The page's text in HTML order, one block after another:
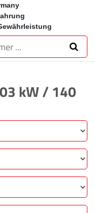
kW / 140